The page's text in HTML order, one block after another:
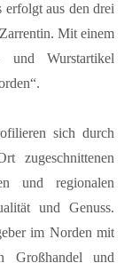
erfolgt aus den drei
Mit einem
und Wurstartikel
sich durch
zugeschnittenen
und regionalen
und Genuss.
im Norden mit
Großhandel und